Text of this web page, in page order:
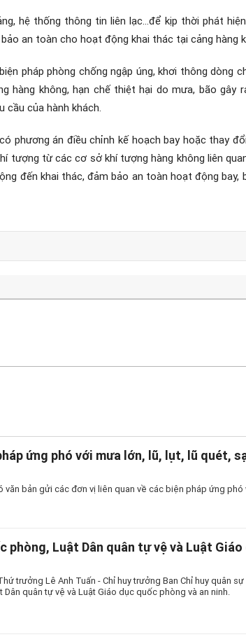
hệ thống thông tin liên lạc...để kịp thời phát
an toàn cho hoạt động khai thác tại cảng hàng
pháp phòng chống ngập úng, khơi thông dòng
hàng không, hạn chế thiệt hại do mưa, bão gây
cầu của hành khách.
phương án điều chỉnh kế hoạch bay hoặc thay
tượng từ các cơ sở khí tượng hàng không liên
đến khai thác, đảm bảo an toàn hoạt động bay,
ứng phó với mưa lớn, lũ, lụt, lũ quét,
bản gửi các đơn vị liên quan về các biện pháp ứng
phòng, Luật Dân quân tự vệ và Luật
trưởng Lê Anh Tuấn - Chỉ huy trưởng Ban Chỉ huy quân
quân tự vệ và Luật Giáo dục quốc phòng và an ninh.